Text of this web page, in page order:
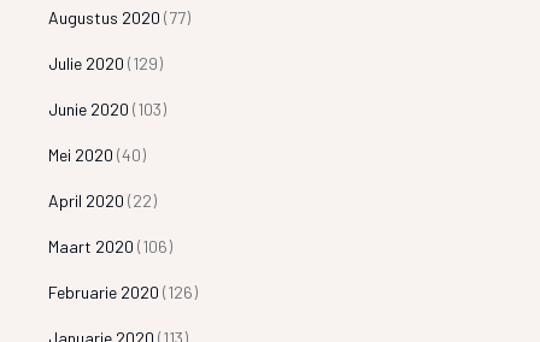
Augustus 2020 (77)
Julie 2020 (129)
Junie 2020 (103)
Mei 2020 (40)
April 2020 (22)
Maart 2020 (106)
Februarie 2020 (126)
Januarie 2020 (113)